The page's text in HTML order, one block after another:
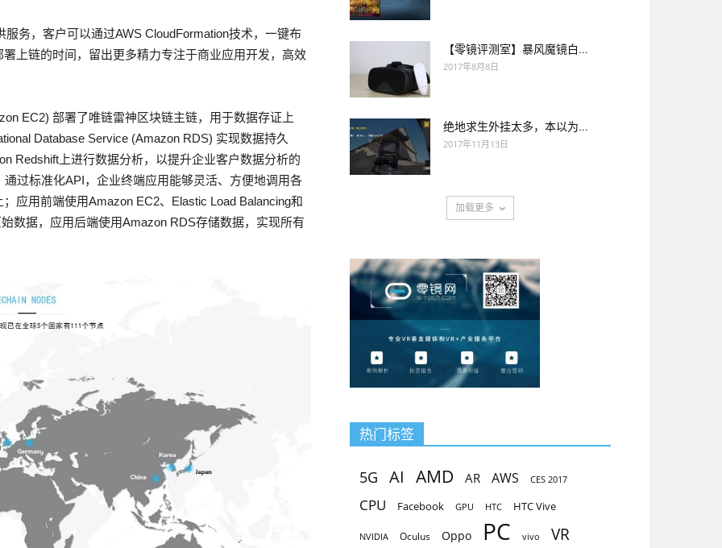
务，客户可以通过AWS CloudFormation技术，一键布
上链的时间，留出更多精力专注于商业应用开发，高效
EC2) 部署了唯链雷神区块链主链，用于数据存证上
Database Service (Amazon RDS) 实现数据持久
Redshift上进行数据分析，以提升企业客户数据分析的
过标准化API，企业终端应用能够灵活、方便地调用各
应用前端使用Amazon EC2、Elastic Load Balancing和
数据，应用后端使用Amazon RDS存储数据，实现所有
【零镜评测室】暴风魔镜白...
2017年8月8日
绝地求生外挂太多，本以为...
2017年11月13日
加载更多
热门标签
5G AI AMD AR AWS CES 2017
CPU Facebook GPU HTC HTC Vive
NVIDIA Oculus Oppo PC vivo VR